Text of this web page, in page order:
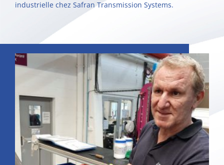
industrielle chez Safran Transmission Systems.